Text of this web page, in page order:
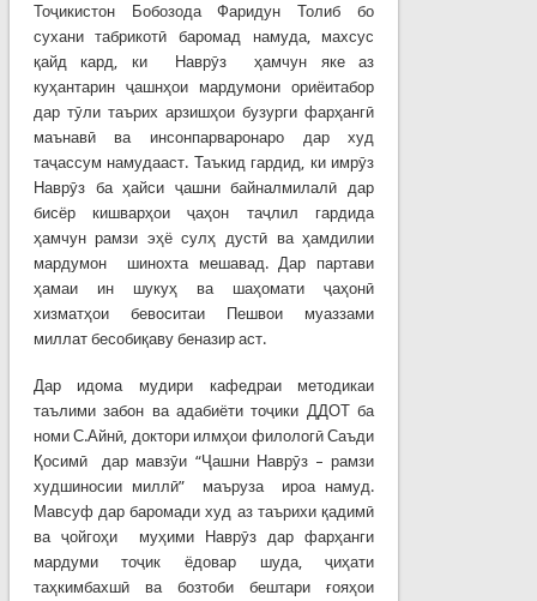
Тоҷикистон Бобозода Фаридун Толиб бо
сухани табрикотӣ баромад намуда, махсус
қайд кард, ки Наврӯз ҳамчун яке аз
куҳантарин ҷашнҳои мардумони ориёитабор
дар тӯли таърих арзишҳои бузурги фарҳангӣ
маънавӣ ва инсонпарваронаро дар худ
таҷассум намудааст. Таъкид гардид, ки имрӯз
Наврӯз ба ҳайси ҷашни байналмилалӣ дар
бисёр кишварҳои ҷаҳон таҷлил гардида
ҳамчун рамзи эҳё сулҳ дустӣ ва ҳамдилии
мардумон шинохта мешавад. Дар партави
ҳамаи ин шукуҳ ва шаҳомати ҷаҳонӣ
хизматҳои бевоситаи Пешвои муаззами
миллат бесобиқаву беназир аст.
Дар идома мудири кафедраи методикаи
таълими забон ва адабиёти тоҷики ДДОТ ба
номи С.Айнӣ, доктори илмҳои филологӣ Саъди
Қосимӣ дар мавзӯи “Ҷашни Наврӯз – рамзи
худшиносии миллӣ” маъруза ироа намуд.
Мавсуф дар баромади худ аз таърихи қадимӣ
ва ҷойгоҳи муҳими Наврӯз дар фарҳанги
мардуми тоҷик ёдовар шуда, ҷиҳати
таҳкимбахшӣ ва бозтоби бештари ғояҳои